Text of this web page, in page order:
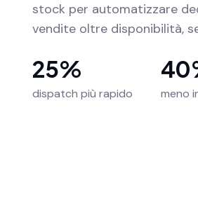
stock per automatizzare
vendite oltre disponibilità,
25%
dispatch più rapido meno